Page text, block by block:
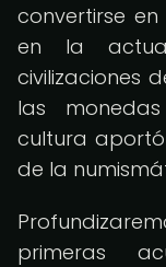
convertirse
en la
civilizaciones
las
cultura
de la
primeras